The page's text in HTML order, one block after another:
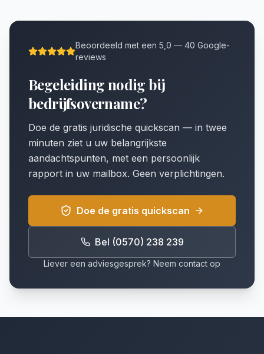
Beoordeeld met een 5,0 — 40 Google-
reviews
Begeleiding nodig bij
bedrijfsovername?
Doe de gratis juridische quickscan — in twee
minuten ziet u uw belangrijkste
aandachtspunten, met een persoonlijk
rapport in uw mailbox. Geen verplichtingen.
Doe de gratis quickscan
Bel (0570) 238 239
Liever een adviesgesprek? Neem contact op